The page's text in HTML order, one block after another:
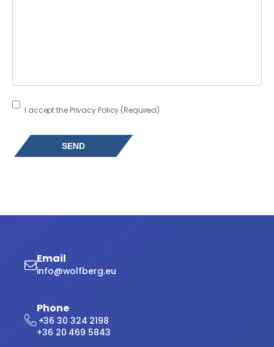
Consent (Required)
I accept the Privacy Policy.(Required)
Email
info@wolfberg.eu
Phone
+36 30 324 2198
+36 20 469 5843